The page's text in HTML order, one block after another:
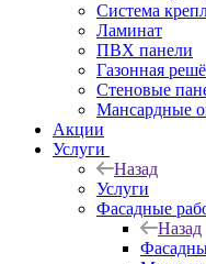
Система
Ламинат
ПВХ панели
Газонная
Стеновые
Мансардные
Акции
Услуги
Назад
Услуги
Фасадные
Назад